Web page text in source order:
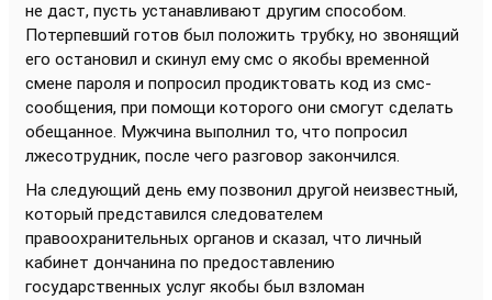
не даст, пусть устанавливают другим способом.
Потерпевший готов был положить трубку, но звонящий
его остановил и скинул ему смс о якобы временной
смене пароля и попросил продиктовать код из смс-
сообщения, при помощи которого они смогут сделать
обещанное. Мужчина выполнил то, что попросил
лжесотрудник, после чего разговор закончился.
На следующий день ему позвонил другой неизвестный,
который представился следователем
правоохранительных органов и сказал, что личный
кабинет дончанина по предоставлению
государственных услуг якобы был взломан